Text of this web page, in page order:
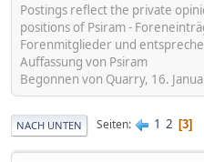
Postings reflect the private
positions of Psiram -
Forenmitglieder und
Auffassung von Psiram
Begonnen von Quarry, 16.
NACH UNTEN Seiten 1 2 3